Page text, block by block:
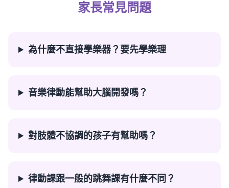
家長常見問題
為什麼不直接學樂器？要先學樂理
音樂律動能幫助大腦開發嗎？
對肢體不協調的孩子有幫助嗎？
律動課跟一般的跳舞課有什麼不同？